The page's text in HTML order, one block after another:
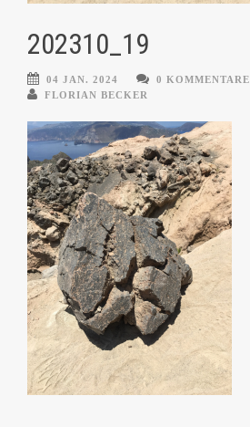
202310_19
04 JAN. 2024
0 KOMMENTARE
FLORIAN BECKER